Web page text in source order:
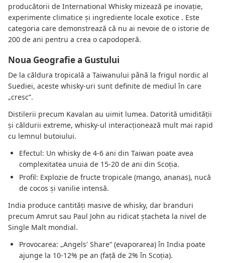
producătorii de International Whisky mizează pe inovație,
experimente climatice și ingrediente locale exotice . Este
categoria care demonstrează că nu ai nevoie de o istorie de
200 de ani pentru a crea o capodoperă.
Noua Geografie a Gustului
De la căldura tropicală a Taiwanului până la frigul nordic al
Suediei, aceste whisky-uri sunt definite de mediul în care
„cresc”.
Distilerii precum Kavalan au uimit lumea. Datorită umidității
și căldurii extreme, whisky-ul interacționează mult mai rapid
cu lemnul butoiului.
Efectul: Un whisky de 4-6 ani din Taiwan poate avea
complexitatea unuia de 15-20 de ani din Scoția.
Profil: Explozie de fructe tropicale (mango, ananas), nucă
de cocos și vanilie intensă.
India produce cantități masive de whisky, dar branduri
precum Amrut sau Paul John au ridicat ștacheta la nivel de
Single Malt mondial.
Provocarea: „Angels' Share” (evaporarea) în India poate
ajunge la 10-12% pe an (față de 2% în Scoția).